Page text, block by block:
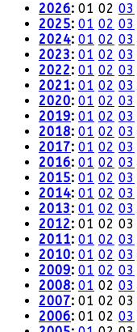
2026: 01 02 03
2025: 01 02 03
2024: 01 02 03
2023: 01 02 03
2022: 01 02 03
2021: 01 02 03
2020: 01 02 03
2019: 01 02 03
2018: 01 02 03
2017: 01 02 03
2016: 01 02 03
2015: 01 02 03
2014: 01 02 03
2013: 01 02 03
2012: 01 02 03
2011: 01 02 03
2010: 01 02 03
2009: 01 02 03
2008: 01 02 03
2007: 01 02 03
2006: 01 02 03